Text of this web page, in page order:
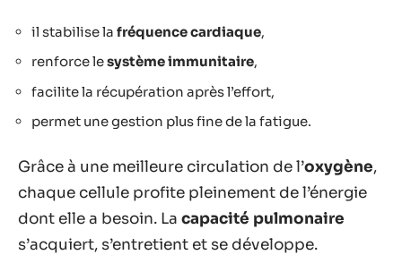
il stabilise la fréquence cardiaque,
renforce lesystème immunitaire,
facilite la récupération après l’effort,
permet une gestion plus fine de la fatigue.
Grâce à une meilleure circulation de l’oxygène,
chaque cellule profite pleinement de l’énergie
dont elle a besoin. La capacité pulmonaire
s’acquiert, s’entretient et se développe.